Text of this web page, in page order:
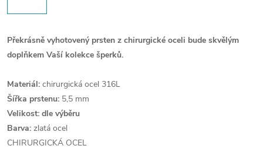
Překrásně vyhotovený prsten z chirurgické oceli bude skvělým
doplňkem Vaší kolekce šperků.
Materiál: chirurgická ocel 316L
Šířka prstenu: 5,5 mm
Velikost: dle výběru
Barva: zlatá ocel
CHIRURGICKÁ OCEL